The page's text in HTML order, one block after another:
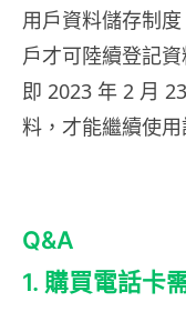
用戶資料儲存制
戶才可陸續登記
即 2023 年 2 月
料，才能繼續使用
Q&A
1. 購買電話卡